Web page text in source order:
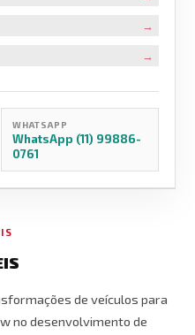
→
→
WHATSAPP
WhatsApp (11) 99886-
0761
de veículos para
no desenvolvimento de